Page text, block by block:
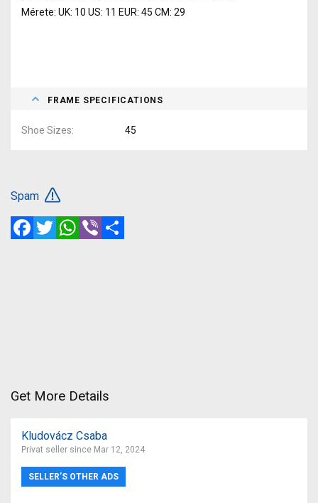
Mérete: UK: 10 US: 11 EUR: 45 CM: 29
FRAME SPECIFICATIONS
Shoe Sizes 45
Spam
FacebookTwitterWhatsApp
Viber
Get More Details
Kludovácz Csaba
Privat seller since Mar 12, 2024
SELLER’S OTHER ADS